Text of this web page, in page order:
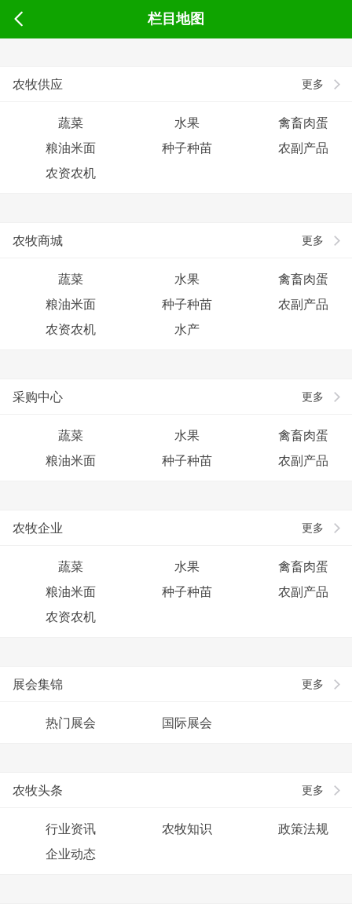
栏目地图
更多
农牧供应
蔬菜 水果
禽畜肉蛋
粮油米面
种子种苗
农副产品
农资农机
更多
农牧商城
蔬菜 水果
禽畜肉蛋
粮油米面
种子种苗
农副产品
农资农机
水产
更多
采购中心
蔬菜 水果
禽畜肉蛋
粮油米面
种子种苗 农副产品
更多
农牧企业
蔬菜 水果
禽畜肉蛋
粮油米面
种子种苗
农副产品
农资农机
更多
展会集锦
热门展会 国际展会
更多
农牧头条
行业资讯 农牧知识
政策法规
企业动态